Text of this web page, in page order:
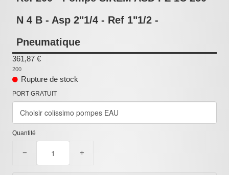
Prestations Atelier
Les bonnes affaires
Composants électroniques
F.A.Q (Foire aux questions)
Contact
N 4 B - Asp 2"1/4 - Ref 1"1/2 -
Pneumatique
361,87 €
200
Rupture de stock
PORT GRATUIT
Quantité
− +